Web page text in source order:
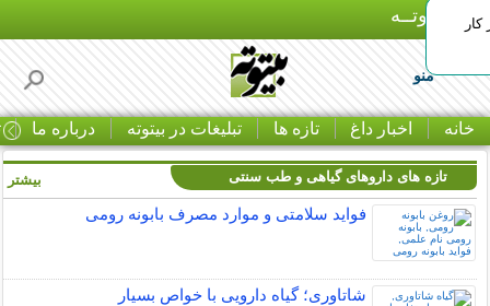
بـیتوتــه
منو
خانه اخبار داغ تازه ها تبلیغات در بیتوته درباره ما
تازه های داروهای گیاهی و طب سنتی
فواید سلامتی و موارد مصرف بابونه رومی
شاتاوری؛ گیاه دارویی با خواص بسیار
بیشتر